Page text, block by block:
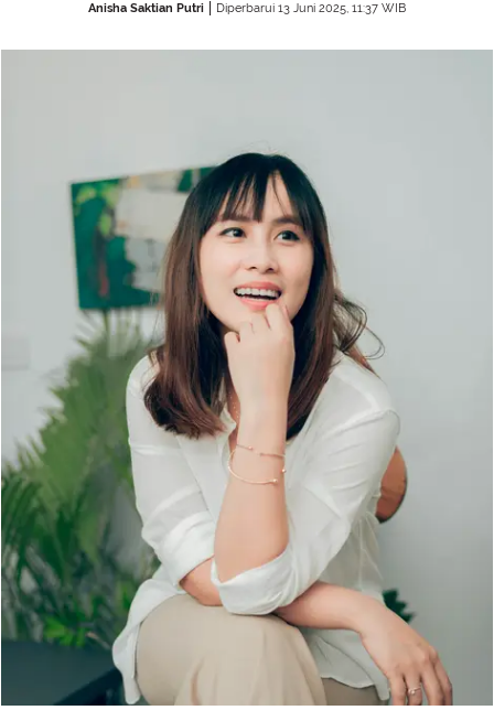
Anisha Saktian Putri Diperbarui 13 Juni 2025, 11:37 WIB